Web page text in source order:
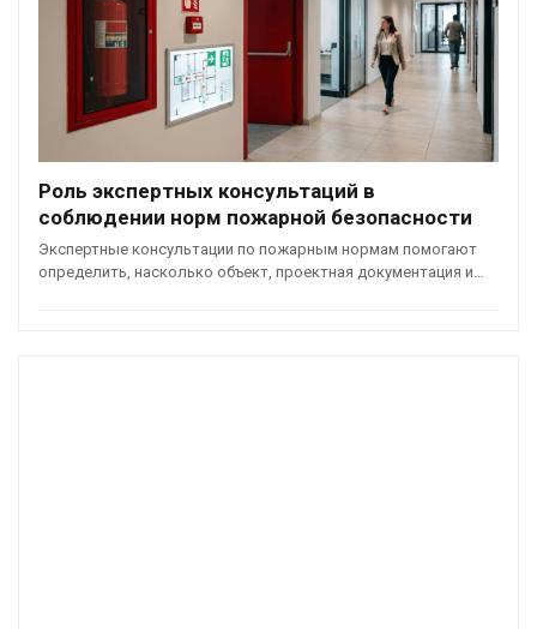
Роль экспертных консультаций в
соблюдении норм пожарной безопасности
Экспертные консультации по пожарным нормам помогают
определить, насколько объект, проектная документация и…